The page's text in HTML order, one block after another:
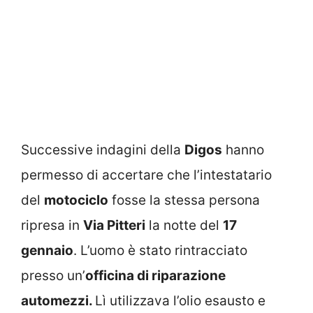
Successive indagini della Digos hanno
permesso di accertare che l’intestatario
del motociclo fosse la stessa persona
ripresa in Via Pitteri la notte del 17
gennaio. L’uomo è stato rintracciato
presso un’officina di riparazione
automezzi. Lì utilizzava l’olio esausto e